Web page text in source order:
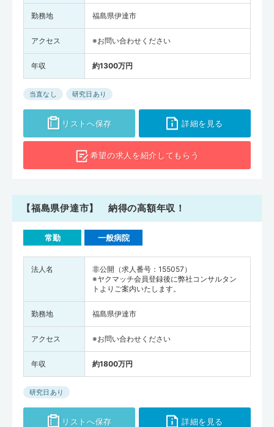
勤務地 福島県伊達市
アクセス ※お問い合わせください
年収 約1300万円
当直なし 研究日あり
リストへ保存 詳細を見る
希望の求人を紹介してもらう
【福島県伊達市】 納得の高額年収！
常勤 一般病院
法人名
非公開（求人番号：155057）
※ヤクマッチ会員登録後に弊社コンサルタン
トよりご案内いたします。
勤務地 福島県伊達市
アクセス ※お問い合わせください
年収 約1800万円
研究日あり
リストへ保存 詳細を見る